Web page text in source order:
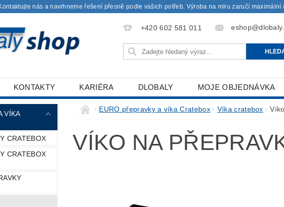
nás a navrhneme řešení přesně podle vašich potřeb. Výroba na míru zaručí maximální
+420 602 581 011
KONTAKTY KARIÉRA DLOBALY MOJE OBJEDNÁVKA
VÍKA
CRATEBOX
CRATEBOX
EURO přepravky a víka Cratebox Víka cratebox
VÍKO NA